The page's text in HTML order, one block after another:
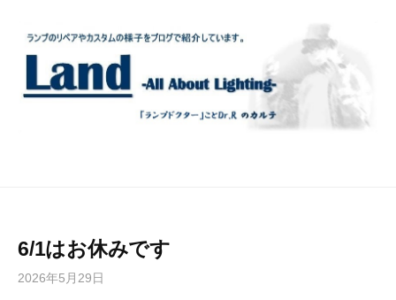
6/1はお休みです
2026年5月29日